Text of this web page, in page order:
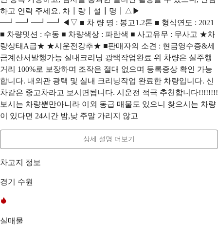
하고 연락 주세요. 차┃량┃설┃명┃△▶
━┛━┛━┛━┛◀▽ ■ 차 량 명 : 봉고1.2톤 ■ 형식연도 : 2021
■ 차량밋션 : 수동 ■ 차량색상 : 파란색 ■ 사고유무 : 무사고 ★차
량상태A급★ ★시운전강추★ ■판매자의 소견 : 현금영수증&세
금계산서발행가능 실내크리닝 광택작업완료 위 차량은 실주행
거리 100%로 보장하며 조작은 절대 없으며 등록증상 확인 가능
합니다. 내외관 광택 및 실내 크리닝작업 완료한 차량입니다. 신
차같은 중고차라고 보시면됩니다. 시운전 적극 추천합니다!!!!!!!!
보시는 차량뿐만아니라 이외 동급 매물도 있으니 찾으시는 차량
이 있다면 24시간 밤,낮 주말 가리지 않고
상세 설명 더보기
차고지 정보
경기 수원
실매물